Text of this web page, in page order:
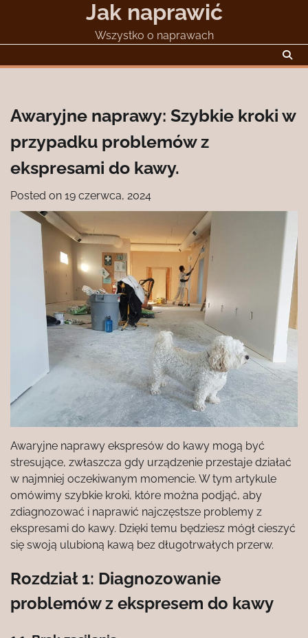
Jak naprawić
Wszystko o naprawach
Awaryjne naprawy: Szybkie kroki w
przypadku problemów z
ekspresami do kawy.
Posted on 19 czerwca, 2024
Awaryjne naprawy ekspresów do kawy mogą być
stresujące, zwłaszcza gdy urządzenie przestaje działać
w najmniej oczekiwanym momencie. W tym artykule
omówimy szybkie kroki, które można podjąć, aby
zdiagnozować i naprawić najczęstsze problemy z
ekspresami do kawy. Dzięki temu będziesz mógł cieszyć
się swoją ulubioną kawą bez długotrwałych przerw.
Rozdział 1: Diagnozowanie
problemów z ekspresem do kawy